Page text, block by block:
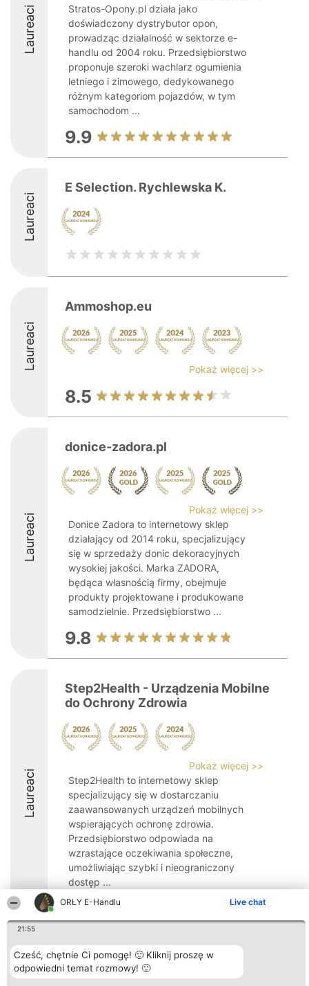
ORŁY E-Handlu Live chat
21:55
Cześć, chętnie Ci pomogę! 🙂 Kliknij proszę w
odpowiedni temat rozmowy! 🙂
Laureaci
Stratos-Opony.pl działa jako
doświadczony dystrybutor opon,
prowadząc działalność w sektorze e-
handlu od 2004 roku. Przedsiębiorstwo
proponuje szeroki wachlarz ogumienia
letniego i zimowego, dedykowanego
różnym kategoriom pojazdów, w tym
samochodom ...
9.9
Laureaci
E Selection. Rychlewska K.
Laureaci
Ammoshop.eu
Pokaż więcej >>
8.5
Laureaci
donice-zadora.pl
Pokaż więcej >>
Donice Zadora to internetowy sklep
działający od 2014 roku, specjalizujący
się w sprzedaży donic dekoracyjnych
wysokiej jakości. Marka ZADORA,
będąca własnością firmy, obejmuje
produkty projektowane i produkowane
samodzielnie. Przedsiębiorstwo ...
9.8
Laureaci
Step2Health - Urządzenia Mobilne
do Ochrony Zdrowia
Pokaż więcej >>
Step2Health to internetowy sklep
specjalizujący się w dostarczaniu
zaawansowanych urządzeń mobilnych
wspierających ochronę zdrowia.
Przedsiębiorstwo odpowiada na
wzrastające oczekiwania społeczne,
umożliwiając szybki i nieograniczony
dostęp ...
8.5
Organizator plebiscytu
Bright Side Solutions sp. z o.
o. sp. k.
Plebiscyt
Laureaci
Lista
Kontakt